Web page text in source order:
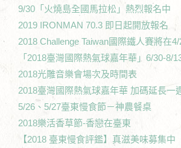
9/30「火燒島全國馬拉松」熱烈報名中
2019 IRONMAN 70.3 即日起開放報名
2018 Challenge Taiwan國際鐵人賽將在4/
「2018臺灣國際熱氣球嘉年華」6/30-8/
2018光雕音樂會場次及時間表
2018臺灣國際熱氣球嘉年華 加碼延長一
5/26、5/27臺東慢食節－神農餐桌
2018樂活香草節-香戀在臺東
【2018 臺東慢食評鑑】真滋美味募集中